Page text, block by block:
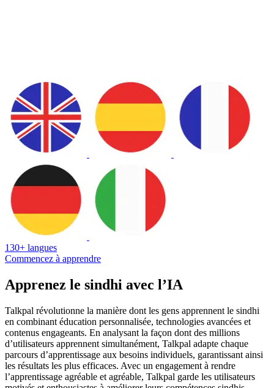
130+ langues
Commencez à apprendre
Apprenez le sindhi avec l’IA
Talkpal révolutionne la manière dont les gens apprennent le sindhi
en combinant éducation personnalisée, technologies avancées et
contenus engageants. En analysant la façon dont des millions
d’utilisateurs apprennent simultanément, Talkpal adapte chaque
parcours d’apprentissage aux besoins individuels, garantissant ainsi
les résultats les plus efficaces. Avec un engagement à rendre
l’apprentissage agréable et agréable, Talkpal garde les utilisateurs